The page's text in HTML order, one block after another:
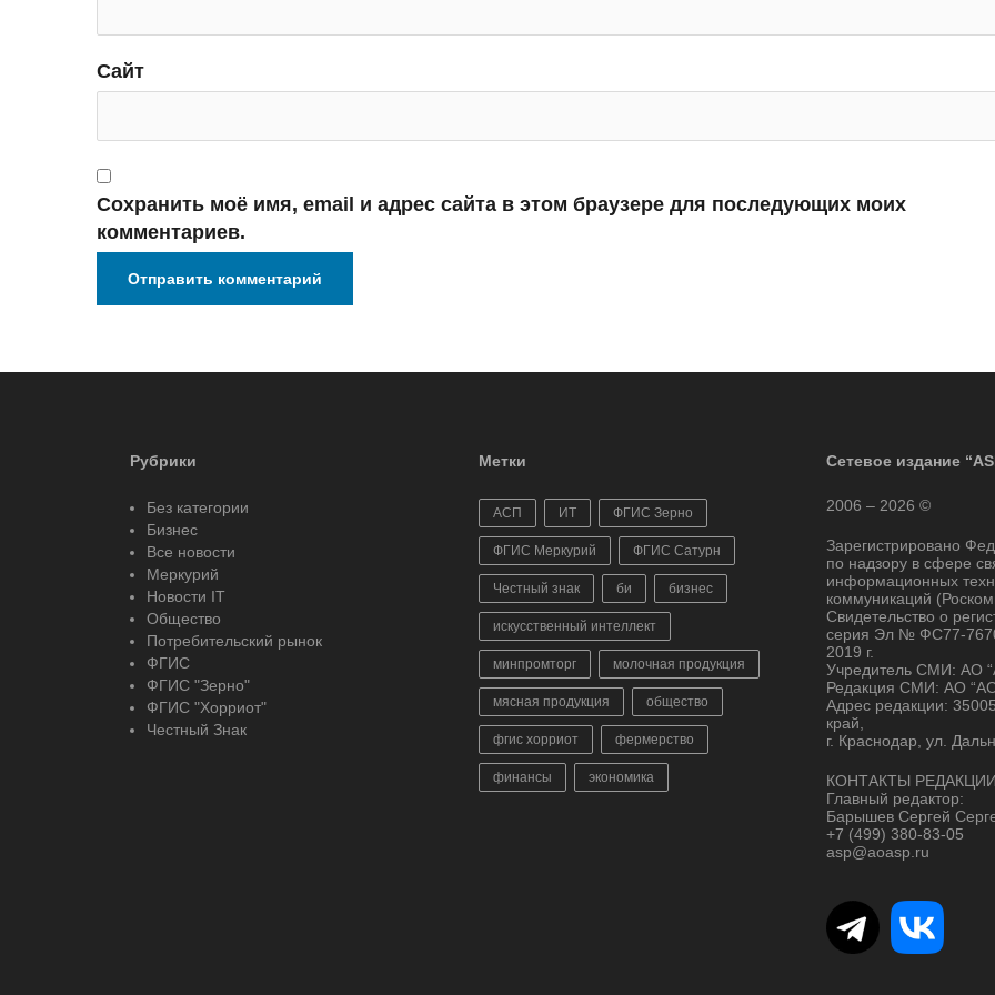
Сайт
Сохранить моё имя, email и адрес сайта в этом браузере для последующих моих
комментариев.
Рубрики
Без категории
Бизнес
Все новости
Меркурий
Новости IT
Общество
Потребительский рынок
ФГИС
ФГИС "Зерно"
ФГИС "Хорриот"
Честный Знак
Метки
АСП ИТ ФГИС Зерно
ФГИС Меркурий ФГИС Сатурн
Честный знак би бизнес
искусственный интеллект
минпромторг молочная продукция
мясная продукция общество
фгис хорриот фермерство
финансы экономика
Сетевое издание
2006 – 2026 ©
Зарегистрировано
по надзору в сфере
информационных
коммуникаций
Свидетельство о
серия Эл № ФС77-
2019 г.
Учредитель СМИ: АО
Редакция СМИ: АО
Адрес редакции:
край,
г. Краснодар, ул.
КОНТАКТЫ
Главный редактор:
Барышев Сергей
+7 (499) 380-83-05
asp@aoasp.ru